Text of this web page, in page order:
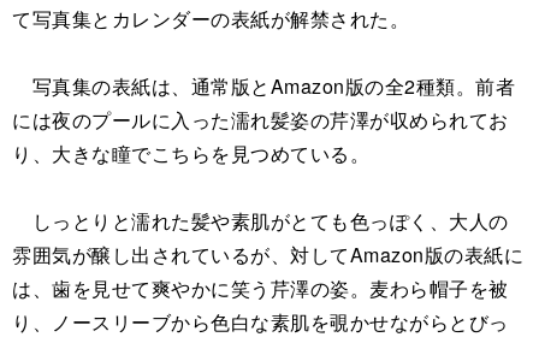
て写真集とカレンダーの表紙が解禁された。
写真集の表紙は、通常版とAmazon版の全2種類。前者
には夜のプールに入った濡れ髪姿の芹澤が収められてお
り、大きな瞳でこちらを見つめている。
しっとりと濡れた髪や素肌がとても色っぽく、大人の
雰囲気が醸し出されているが、対してAmazon版の表紙に
は、歯を見せて爽やかに笑う芹澤の姿。麦わら帽子を被
り、ノースリーブから色白な素肌を覗かせながらとびっ